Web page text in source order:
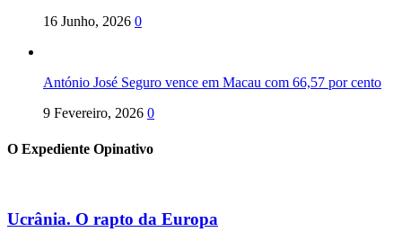
16 Junho, 2026 0
António José Seguro vence em Macau com 66,57 por cento
9 Fevereiro, 2026 0
O Expediente Opinativo
Ucrânia. O rapto da Europa